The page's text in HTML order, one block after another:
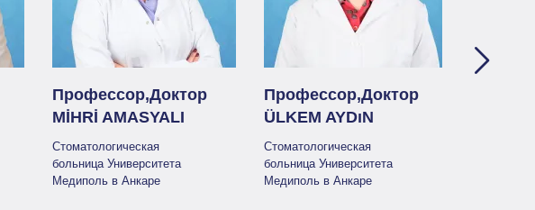
Профессор,Доктор
MİHRİ AMASYALI
Стоматологическая
больница Университета
Медиполь в Анкаре
Профессор,Доктор
ÜLKEM AYDıN
Стоматологическая
больница Университета
Медиполь в Анкаре